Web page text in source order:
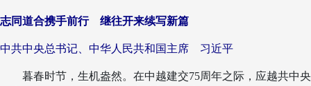
志同道合携手前行 继往开来续写新篇
中共中央总书记、中华人民共和国主席 习近平
暮春时节，生机盎然。在中越建交75周年之际，应越共中央